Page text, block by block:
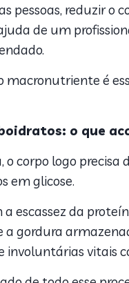
pessoas, reduzir o
de um
macronutriente é
o que
o corpo logo
em glicose.
a escassez da
a gordura
involuntárias vitais